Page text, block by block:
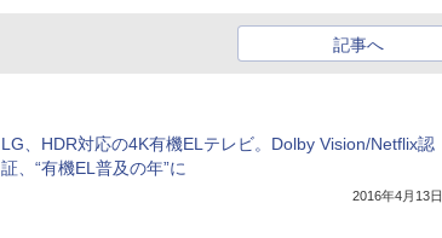
記事へ
LG、HDR対応の4K有機ELテレビ。Dolby Vision/Netflix認
証、“有機EL普及の年”に
2016年4月13日